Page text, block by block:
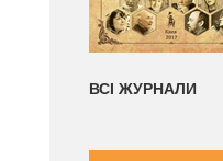
ВСІ ЖУРНАЛИ